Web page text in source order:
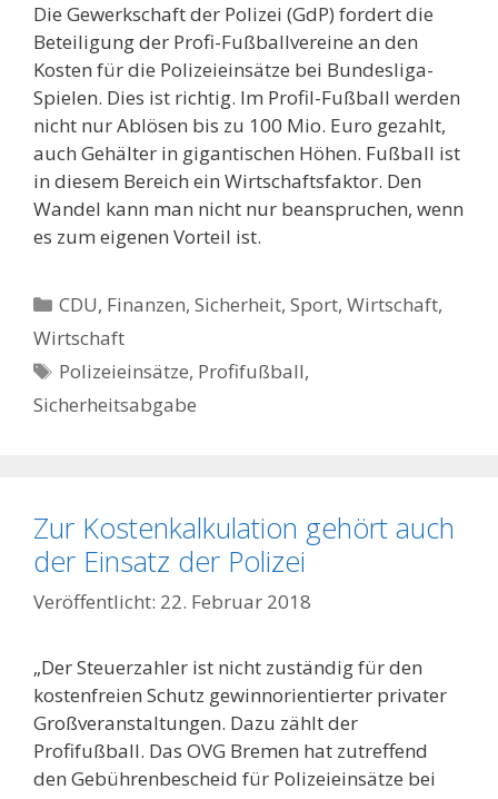
Die Gewerkschaft der Polizei (GdP) fordert die
Beteiligung der Profi-Fußballvereine an den
Kosten für die Polizeieinsätze bei Bundesliga-
Spielen. Dies ist richtig. Im Profil-Fußball werden
nicht nur Ablösen bis zu 100 Mio. Euro gezahlt,
auch Gehälter in gigantischen Höhen. Fußball ist
in diesem Bereich ein Wirtschaftsfaktor. Den
Wandel kann man nicht nur beanspruchen, wenn
es zum eigenen Vorteil ist.
Kategorien
CDU, Finanzen,Sicherheit,Sport,Wirtschaft,
Wirtschaft
Schlagwörter
Polizeieinsätze, Profifußball,
Sicherheitsabgabe
Zur Kostenkalkulation gehört auch
der Einsatz der Polizei
22. Februar 2018
„Der Steuerzahler ist nicht zuständig für den
kostenfreien Schutz gewinnorientierter privater
Großveranstaltungen. Dazu zählt der
Profifußball. Das OVG Bremen hat zutreffend
den Gebührenbescheid für Polizeieinsätze bei